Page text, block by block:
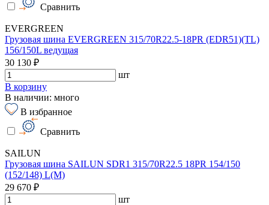
Сравнить
EVERGREEN
Грузовая шина EVERGREEN 315/70R22.5-18PR (EDR51)(TL)
156/150L ведущая
30 130 ₽
шт
В корзину
В наличии: много
В избранное
Сравнить
SAILUN
Грузовая шина SAILUN SDR1 315/70R22.5 18PR 154/150
(152/148) L(M)
29 670 ₽
шт